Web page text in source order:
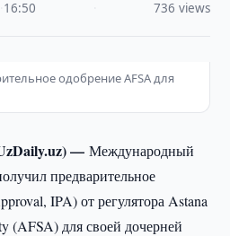
16:50 736 views
одобрение AFSA для
—Международный
предварительное
IPA) от регулятора Astana
(AFSA) для своей дочерней